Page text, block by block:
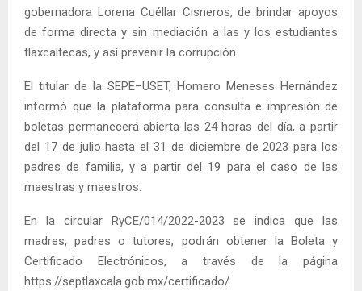
gobernadora Lorena Cuéllar Cisneros, de brindar apoyos
de forma directa y sin mediación a las y los estudiantes
tlaxcaltecas, y así prevenir la corrupción.
El titular de la SEPE–USET, Homero Meneses Hernández
informó que la plataforma para consulta e impresión de
boletas permanecerá abierta las 24 horas del día, a partir
del 17 de julio hasta el 31 de diciembre de 2023 para los
padres de familia, y a partir del 19 para el caso de las
maestras y maestros.
En la circular RyCE/014/2022-2023 se indica que las
madres, padres o tutores, podrán obtener la Boleta y
Certificado Electrónicos, a través de la página
https://septlaxcala.gob.mx/certificado/.